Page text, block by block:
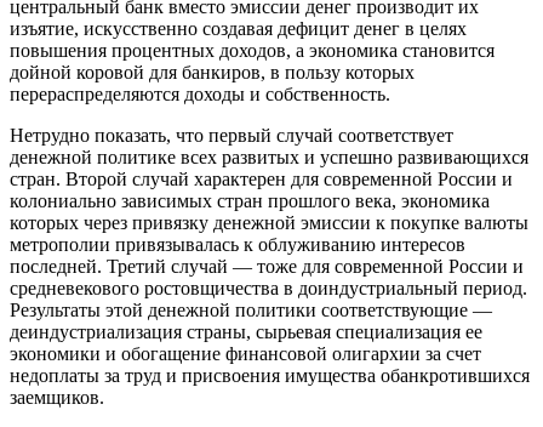
центральный банк вместо эмиссии денег производит их
изъятие, искусственно создавая дефицит денег в целях
повышения процентных доходов, а экономика становится
дойной коровой для банкиров, в пользу которых
перераспределяются доходы и собственность.
Нетрудно показать, что первый случай соответствует
денежной политике всех развитых и успешно развивающихся
стран. Второй случай характерен для современной России и
колониально зависимых стран прошлого века, экономика
которых через привязку денежной эмиссии к покупке валюты
метрополии привязывалась к облуживанию интересов
последней. Третий случай — тоже для современной России и
средневекового ростовщичества в доиндустриальный период.
Результаты этой денежной политики соответствующие —
деиндустриализация страны, сырьевая специализация ее
экономики и обогащение финансовой олигархии за счет
недоплаты за труд и присвоения имущества обанкротившихся
заемщиков.